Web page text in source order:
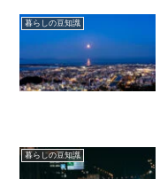
暮らしの豆知識
暮らしの豆知識